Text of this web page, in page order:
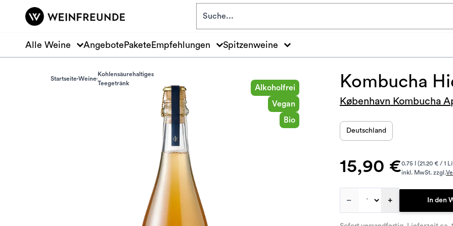
Zum Hauptinhalt springen
Alle Weine Angebote Pakete Empfehlungen Spitzenweine
Startseite Weine
Kohlensäurehaltiges
Teegetränk
Alkoholfrei
Vegan
Bio
Kombucha
København Kombucha
Deutschland
15,90 €0.75 l (21.20 € / 1
inkl. MwSt. zzgl.
– + In den